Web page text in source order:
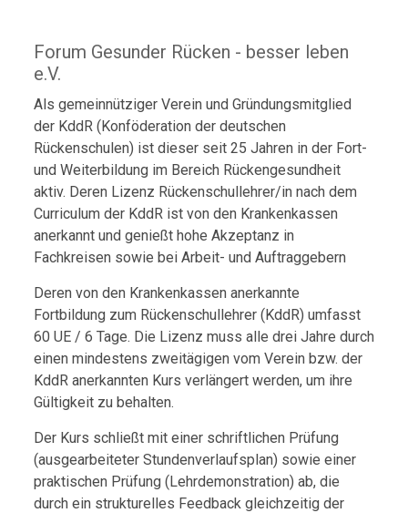
Forum Gesunder Rücken - besser leben
e.V.
Als gemeinnütziger Verein und Gründungsmitglied
der KddR (Konföderation der deutschen
Rückenschulen) ist dieser seit 25 Jahren in der Fort-
und Weiterbildung im Bereich Rückengesundheit
aktiv. Deren Lizenz Rückenschullehrer/in nach dem
Curriculum der KddR ist von den Krankenkassen
anerkannt und genießt hohe Akzeptanz in
Fachkreisen sowie bei Arbeit- und Auftraggebern
Deren von den Krankenkassen anerkannte
Fortbildung zum Rückenschullehrer (KddR) umfasst
60 UE / 6 Tage. Die Lizenz muss alle drei Jahre durch
einen mindestens zweitägigen vom Verein bzw. der
KddR anerkannten Kurs verlängert werden, um ihre
Gültigkeit zu behalten.
Der Kurs schließt mit einer schriftlichen Prüfung
(ausgearbeiteter Stundenverlaufsplan) sowie einer
praktischen Prüfung (Lehrdemonstration) ab, die
durch ein strukturelles Feedback gleichzeitig der